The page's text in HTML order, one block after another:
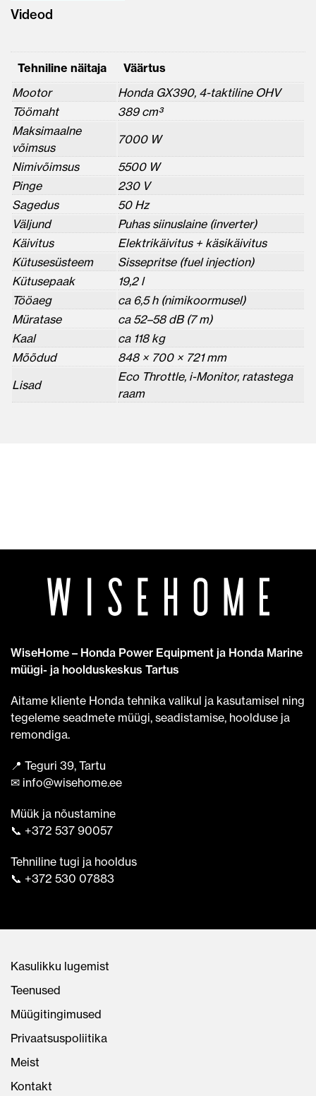
Videod
Tehniline näitaja
Väärtus
Mootor
Honda GX390, 4-taktiline OHV
Töömaht
389 cm³
Maksimaalne
võimsus
7000 W
Nimivõimsus
5500 W
Pinge
230 V
Sagedus
50 Hz
Väljund
Puhas siinuslaine (inverter)
Käivitus
Elektrikäivitus + käsikäivitus
Kütusesüsteem
Sissepritse (fuel injection)
Kütusepaak
19,2 l
Tööaeg
ca 6,5 h (nimikoormusel)
Müratase
ca 52–58 dB (7 m)
Kaal
ca 118 kg
Mõõdud
848 × 700 × 721 mm
Lisad
Eco Throttle, i-Monitor, ratastega
raam
WiseHome – Honda Power Equipment ja Honda Marine
müügi- ja hoolduskeskus Tartus
Aitame kliente Honda tehnika valikul ja kasutamisel ning
tegeleme seadmete müügi, seadistamise, hoolduse ja
remondiga.
📍 Teguri 39, Tartu
✉ info@wisehome.ee
Müük ja nõustamine
📞 +372 537 90057
Tehniline tugi ja hooldus
📞 +372 530 07883
Kasulikku lugemist
Teenused
Müügitingimused
Privaatsuspoliitika
Meist
Kontakt